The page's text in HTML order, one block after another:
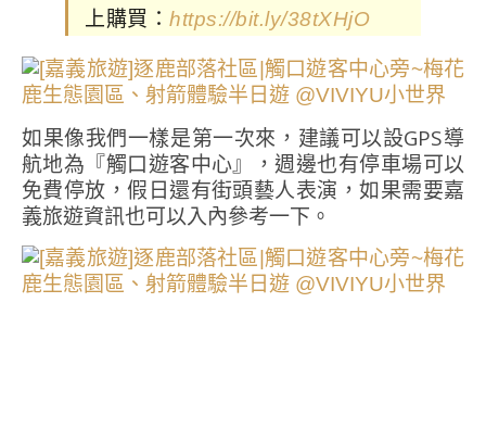
上購買： https://bit.ly/38tXHjO
如果像我們一樣是第一次來，建議可以設GPS導
航地為『觸口遊客中心』，週邊也有停車場可以
免費停放，假日還有街頭藝人表演，如果需要嘉
義旅遊資訊也可以入內參考一下。